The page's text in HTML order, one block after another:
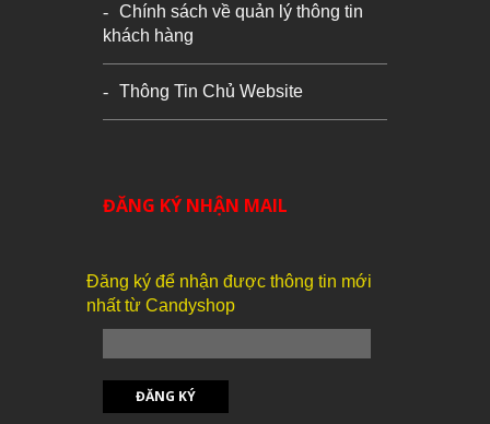
Chính sách về quản lý thông tin
khách hàng
Thông Tin Chủ Website
ĐĂNG KÝ NHẬN MAIL
Đăng ký để nhận được thông tin mới
nhất từ Candyshop
ĐĂNG KÝ